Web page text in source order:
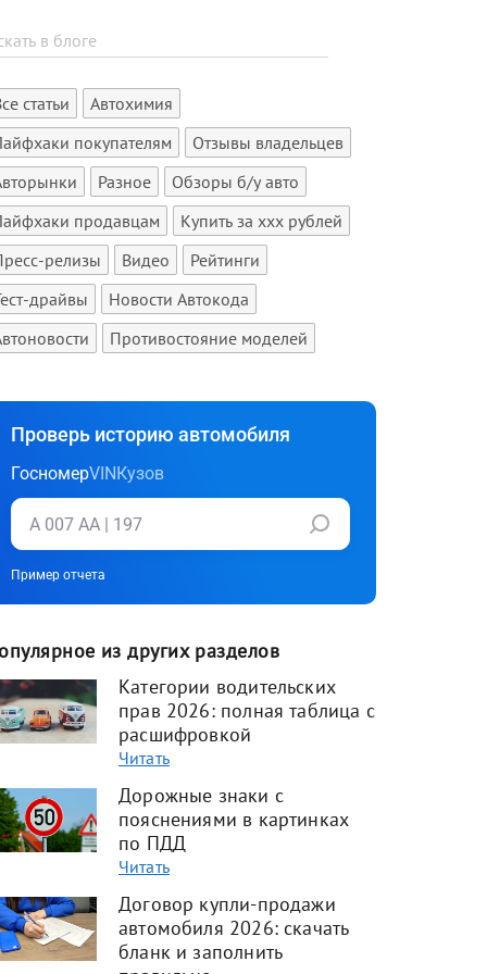
статьи
Автохимия
покупателям
Отзывы владельцев
Разное
Обзоры б/у авто
продавцам
Купить за xxx рублей
релизы
Видео
Рейтинги
драйвы
Новости Автокода
Противостояние моделей
Проверь историю автомобиля
ГосномерVINКузов
Пример отчета
из других разделов
Категории водительских
прав 2026: полная таблица с
расшифровкой
Читать
Дорожные знаки с
пояснениями в картинках
по ПДД
Читать
Договор купли-продажи
автомобиля 2026: скачать
бланк и заполнить